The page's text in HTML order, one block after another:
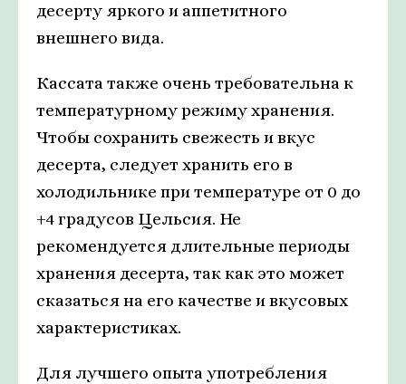
десерту яркого и аппетитного
внешнего вида.
Кассата также очень требовательна к
температурному режиму хранения.
Чтобы сохранить свежесть и вкус
десерта, следует хранить его в
холодильнике при температуре от 0 до
+4 градусов Цельсия. Не
рекомендуется длительные периоды
хранения десерта, так как это может
сказаться на его качестве и вкусовых
характеристиках.
Для лучшего опыта употребления